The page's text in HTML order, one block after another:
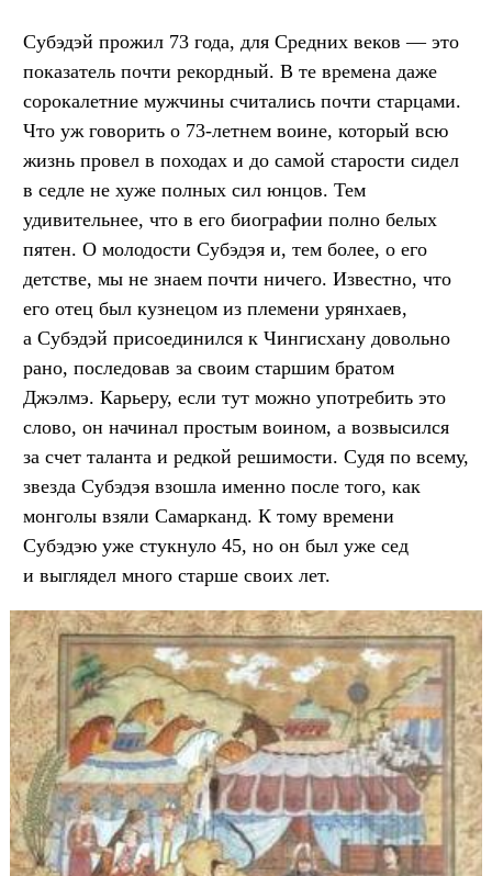
Субэдэй прожил 73 года, для Средних веков — это
показатель почти рекордный. В те времена даже
сорокалетние мужчины считались почти старцами.
Что уж говорить о 73-летнем воине, который всю
жизнь провел в походах и до самой старости сидел
в седле не хуже полных сил юнцов. Тем
удивительнее, что в его биографии полно белых
пятен. О молодости Субэдэя и, тем более, о его
детстве, мы не знаем почти ничего. Известно, что
его отец был кузнецом из племени урянхаев,
а Субэдэй присоединился к Чингисхану довольно
рано, последовав за своим старшим братом
Джэлмэ. Карьеру, если тут можно употребить это
слово, он начинал простым воином, а возвысился
за счет таланта и редкой решимости. Судя по всему,
звезда Субэдэя взошла именно после того, как
монголы взяли Самарканд. К тому времени
Субэдэю уже стукнуло 45, но он был уже сед
и выглядел много старше своих лет.